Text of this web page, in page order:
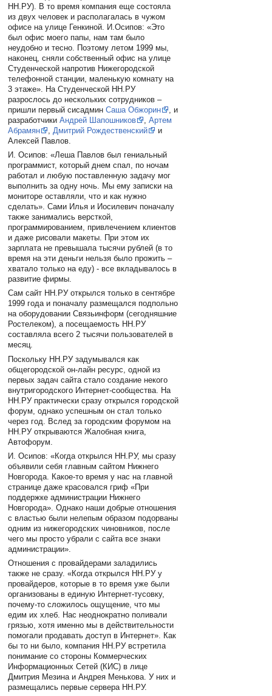
НН.РУ). В то время компания еще состояла
из двух человек и располагалась в чужом
офисе на улице Генкиной. И.Осипов: «Это
был офис моего папы, нам там было
неудобно и тесно. Поэтому летом 1999 мы,
наконец, сняли собственный офис на улице
Студенческой напротив Нижегородской
телефонной станции, маленькую комнату на
3 этаже». На Студенческой НН.РУ
разрослось до нескольких сотрудников –
пришли первый сисадминСаша Обжорин
, и
разработчикиАндрей Шапошников ,Артем
Абрамян
Дмитрий Рождественский
и
Алексей Павлов.
И. Осипов: «Леша Павлов был гениальный
программист, который днем спал, по ночам
работал и любую поставленную задачу мог
выполнить за одну ночь. Мы ему записки на
мониторе оставляли, что и как нужно
сделать». Сами Илья и Иосилевич поначалу
также занимались версткой,
программированием, привлечением клиентов
и даже рисовали макеты. При этом их
зарплата не превышала тысячи рублей (в то
время на эти деньги нельзя было прожить –
хватало только на еду) - все вкладывалось в
развитие фирмы.
Сам сайт НН.РУ открылся только в сентябре
1999 года и поначалу размещался подпольно
на оборудовании Связьинформ (сегодняшние
Ростелеком), а посещаемость НН.РУ
составляла всего 2 тысячи пользователей в
месяц.
Поскольку НН.РУ задумывался как
общегородской он-лайн ресурс, одной из
первых задач сайта стало создание некого
внутригородского Интернет-сообщества. На
НН.РУ практически сразу открылся городской
форум, однако успешным он стал только
через год. Вслед за городским форумом на
НН.РУ открываются Жалобная книга,
Автофорум.
И. Осипов: «Когда открылся НН.РУ, мы сразу
объявили себя главным сайтом Нижнего
Новгорода. Какое-то время у нас на главной
странице даже красовался гриф «При
поддержке администрации Нижнего
Новгорода». Однако наши добрые отношения
с властью были нелепым образом подорваны
одним из нижегородских чиновников, после
чего мы просто убрали с сайта все знаки
администрации».
Отношения с провайдерами заладились
также не сразу. «Когда открылся НН.РУ у
провайдеров, которые в то время уже были
организованы в единую Интернет-тусовку,
почему-то сложилось ощущение, что мы
едим их хлеб. Нас неоднократно поливали
грязью, хотя именно мы в действительности
помогали продавать доступ в Интернет». Как
бы то ни было, компания НН.РУ встретила
понимание со стороны Коммерческих
Информационных Сетей (КИС) в лице
Дмитрия Мезина и Андрея Менькова. У них и
размещались первые сервера НН.РУ.